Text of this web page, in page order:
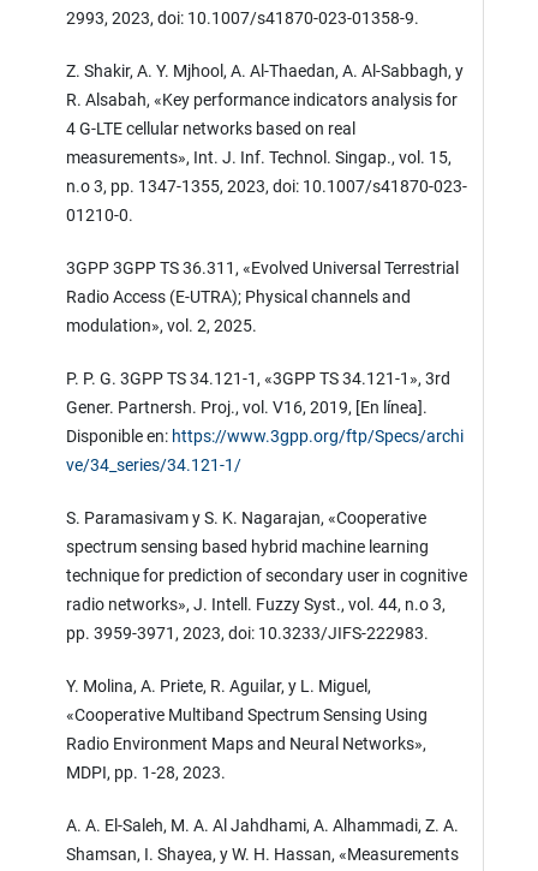
2993, 2023, doi: 10.1007/s41870-023-01358-9.
Z. Shakir, A. Y. Mjhool, A. Al-Thaedan, A. Al-Sabbagh, y
R. Alsabah, «Key performance indicators analysis for
4 G-LTE cellular networks based on real
measurements», Int. J. Inf. Technol. Singap., vol. 15,
n.o 3, pp. 1347-1355, 2023, doi: 10.1007/s41870-023-
01210-0.
3GPP 3GPP TS 36.311, «Evolved Universal Terrestrial
Radio Access (E-UTRA); Physical channels and
modulation», vol. 2, 2025.
P. P. G. 3GPP TS 34.121-1, «3GPP TS 34.121-1», 3rd
Gener. Partnersh. Proj., vol. V16, 2019, [En línea].
Disponible en: https://www.3gpp.org/ftp/Specs/archi
ve/34_series/34.121-1/
S. Paramasivam y S. K. Nagarajan, «Cooperative
spectrum sensing based hybrid machine learning
technique for prediction of secondary user in cognitive
radio networks», J. Intell. Fuzzy Syst., vol. 44, n.o 3,
pp. 3959-3971, 2023, doi: 10.3233/JIFS-222983.
Y. Molina, A. Priete, R. Aguilar, y L. Miguel,
«Cooperative Multiband Spectrum Sensing Using
Radio Environment Maps and Neural Networks»,
MDPI, pp. 1-28, 2023.
A. A. El-Saleh, M. A. Al Jahdhami, A. Alhammadi, Z. A.
Shamsan, I. Shayea, y W. H. Hassan, «Measurements